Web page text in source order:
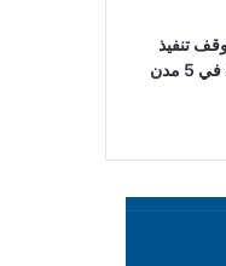
تنفيذ
المشروعات السكنية في 5 مدن